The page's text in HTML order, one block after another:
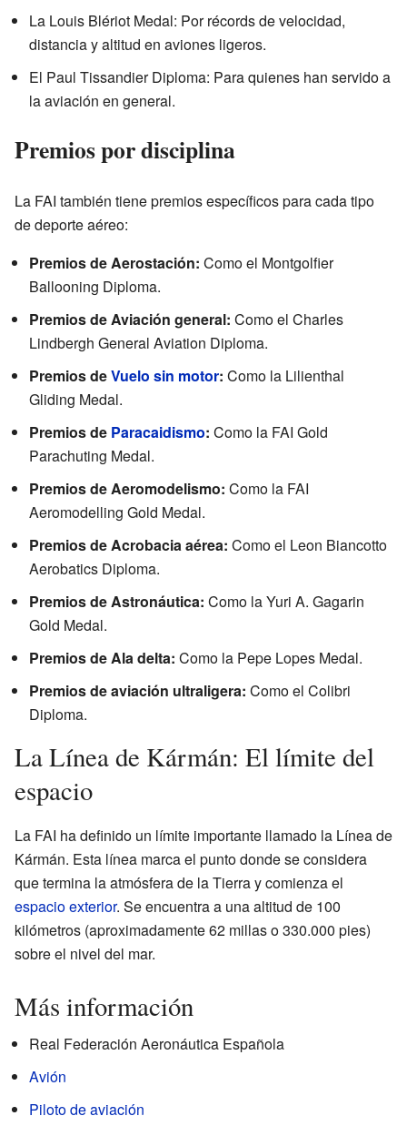
La Louis Blériot Medal: Por récords de velocidad,
distancia y altitud en aviones ligeros.
El Paul Tissandier Diploma: Para quienes han servido a
la aviación en general.
Premios por disciplina
La FAI también tiene premios específicos para cada tipo
de deporte aéreo:
Premios de Aerostación: Como el Montgolfier
Ballooning Diploma.
Premios de Aviación general: Como el Charles
Lindbergh General Aviation Diploma.
Premios deVuelo sin motor: Como la Lilienthal
Gliding Medal.
Premios de Paracaidismo: Como la FAI Gold
Parachuting Medal.
Premios de Aeromodelismo: Como la FAI
Aeromodelling Gold Medal.
Premios de Acrobacia aérea: Como el Leon Biancotto
Aerobatics Diploma.
Premios de Astronáutica: Como la Yuri A. Gagarin
Gold Medal.
Premios de Ala delta: Como la Pepe Lopes Medal.
Premios de aviación ultraligera: Como el Colibri
Diploma.
La Línea de Kármán: El límite del
espacio
La FAI ha definido un límite importante llamado la Línea de
Kármán. Esta línea marca el punto donde se considera
que termina la atmósfera de la Tierra y comienza el
espacio exterior. Se encuentra a una altitud de 100
kilómetros (aproximadamente 62 millas o 330.000 pies)
sobre el nivel del mar.
Más información
Real Federación Aeronáutica Española
Avión
Piloto de aviación